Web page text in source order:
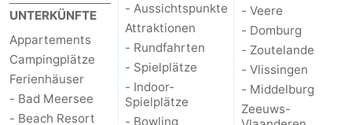
UNTERKÜNFTE
Appartements
Campingplätze
Ferienhäuser
- Bad Meersee
- Beach Resort
- Aussichtspunkte
Attraktionen
- Rundfahrten
- Spielplätze
- Indoor-
Spielplätze
- Bowling
- Veere
- Domburg
- Zoutelande
- Vlissingen
- Middelburg
Zeeuws-